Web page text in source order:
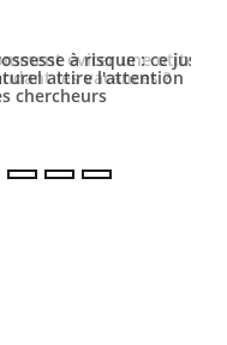
à risque : ce jus
attire l'attention
chercheurs